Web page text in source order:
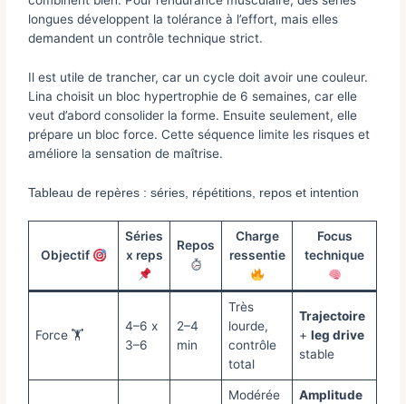
longues développent la tolérance à l’effort, mais elles
demandent un contrôle technique strict.
Il est utile de trancher, car un cycle doit avoir une couleur.
Lina choisit un bloc hypertrophie de 6 semaines, car elle
veut d’abord consolider la forme. Ensuite seulement, elle
prépare un bloc force. Cette séquence limite les risques et
améliore la sensation de maîtrise.
Tableau de repères : séries, répétitions, repos et intention
Objectif
Séries
x reps
Repos
Charge
ressentie
Focus
technique
Force 🏋️
4–6 x
3–6
2–4
min
Très
lourde,
contrôle
total
Trajectoire
+leg drive
stable
Modérée
Amplitude